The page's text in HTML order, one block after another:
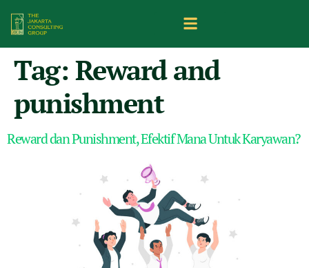
Tag: Reward and
punishment
Reward dan Punishment, Efektif Mana Untuk Karyawan?